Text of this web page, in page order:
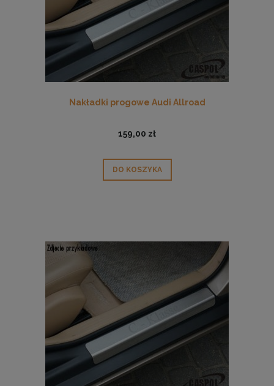
Nakładki progowe Audi Allroad
159,00 zł
DO KOSZYKA